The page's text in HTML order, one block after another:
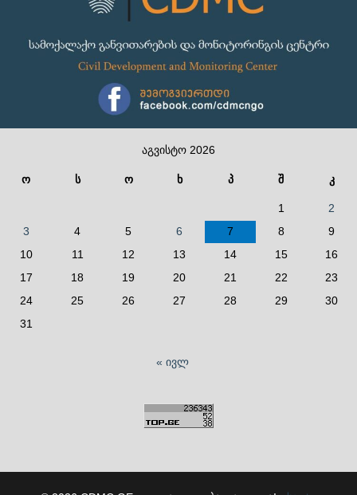
აგვისტო 2026
ო ს ო ხ პ შ კ
1
2
3
4 5 6 7 8
9
10
11 12 13 14 15
16
17
18 19 20 21 22
23
24
25 26 27 28 29
30
31
« ივლ